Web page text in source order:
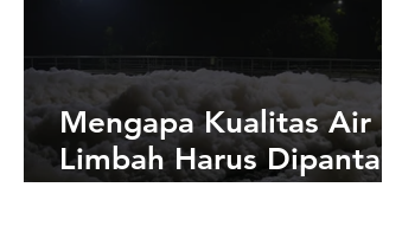
Mengapa Kualitas Air
Limbah Harus Dipantau